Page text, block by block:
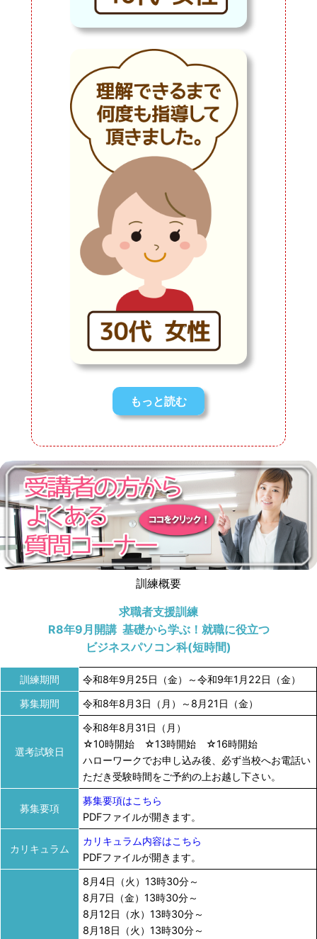
もっと読む
訓練概要
求職者支援訓練
R8年9月開講 基礎から学ぶ！就職に役立つ
ビジネスパソコン科(短時間)
訓練期間
令和8年9月25日（金）～令和9年1月22日（金）
募集期間
令和8年8月3日（月）～8月21日（金）
選考試験日
令和8年8月31日（月）
☆10時開始 ☆13時開始 ☆16時開始
ハローワークでお申し込み後、必ず当校へお電話い
ただき受験時間をご予約の上お越し下さい。
募集要項
募集要項はこちら
PDFファイルが開きます。
カリキュラム
カリキュラム内容はこちら
PDFファイルが開きます。
8月4日（火）13時30分～
8月7日（金）13時30分～
8月12日（水）13時30分～
8月18日（火）13時30分～